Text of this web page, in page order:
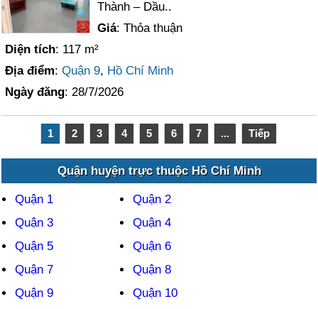
Thành – Dầu..
Giá: Thỏa thuận
Diện tích: 117 m²
Địa điểm:Quận 9, Hồ Chí Minh
Ngày đăng: 28/7/2026
1 2 3 4 5 6 7 ... Tiếp
Quận huyện trực thuộc Hồ Chí Minh
Quận 1
Quận 2
Quận 3
Quận 4
Quận 5
Quận 6
Quận 7
Quận 8
Quận 9
Quận 10